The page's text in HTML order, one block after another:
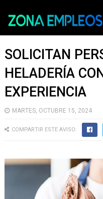
SOLICITAN
HELADERÍA
EXPERIENCIA
MARTES, OCTUBRE 15, 2024
COMPARTIR ESTE AVISO: